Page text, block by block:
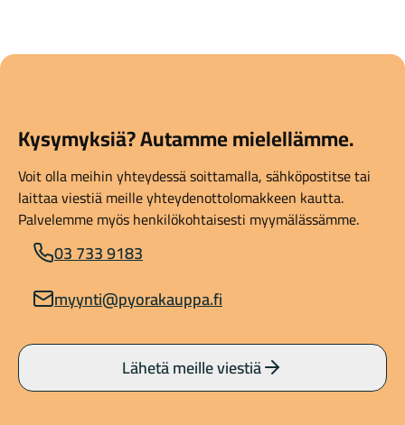
Kysymyksiä? Autamme mielellämme.
Voit olla meihin yhteydessä soittamalla, sähköpostitse tai
laittaa viestiä meille yhteydenottolomakkeen kautta.
Palvelemme myös henkilökohtaisesti myymälässämme.
03 733 9183
myynti@pyorakauppa.fi
Lähetä meille viestiä